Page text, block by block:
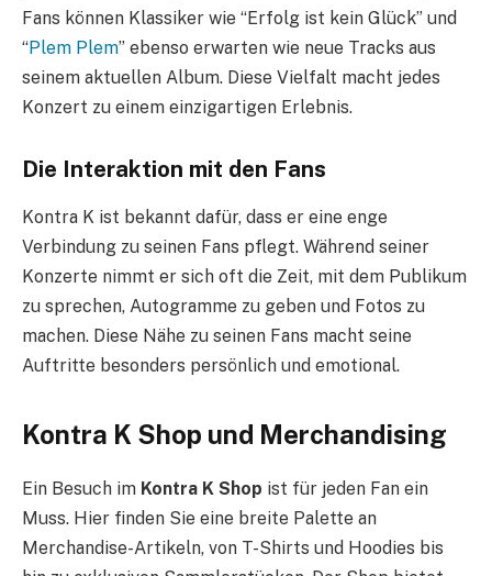
Fans können Klassiker wie “Erfolg ist kein Glück” und
“Plem Plem” ebenso erwarten wie neue Tracks aus
seinem aktuellen Album. Diese Vielfalt macht jedes
Konzert zu einem einzigartigen Erlebnis.
Die Interaktion mit den Fans
Kontra K ist bekannt dafür, dass er eine enge
Verbindung zu seinen Fans pflegt. Während seiner
Konzerte nimmt er sich oft die Zeit, mit dem Publikum
zu sprechen, Autogramme zu geben und Fotos zu
machen. Diese Nähe zu seinen Fans macht seine
Auftritte besonders persönlich und emotional.
Kontra K Shop und Merchandising
Ein Besuch im Kontra K Shop ist für jeden Fan ein
Muss. Hier finden Sie eine breite Palette an
Merchandise-Artikeln, von T-Shirts und Hoodies bis